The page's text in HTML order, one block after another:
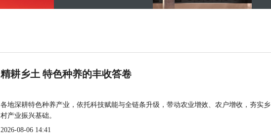
精耕乡土 特色种养的丰收答卷
各地深耕特色种养产业，依托科技赋能与全链条升级，带动农业增效、农户增收，夯实乡
村产业振兴基础。
2026-08-06 14:41